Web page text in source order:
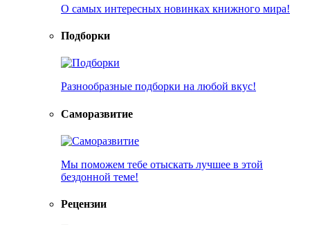
О самых интересных новинках книжного мира!
Подборки
Разнообразные подборки на любой вкус!
Саморазвитие
Мы поможем тебе отыскать лучшее в этой
бездонной теме!
Рецензии